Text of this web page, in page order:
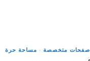
صفحات متخصصة · مساحة حرة